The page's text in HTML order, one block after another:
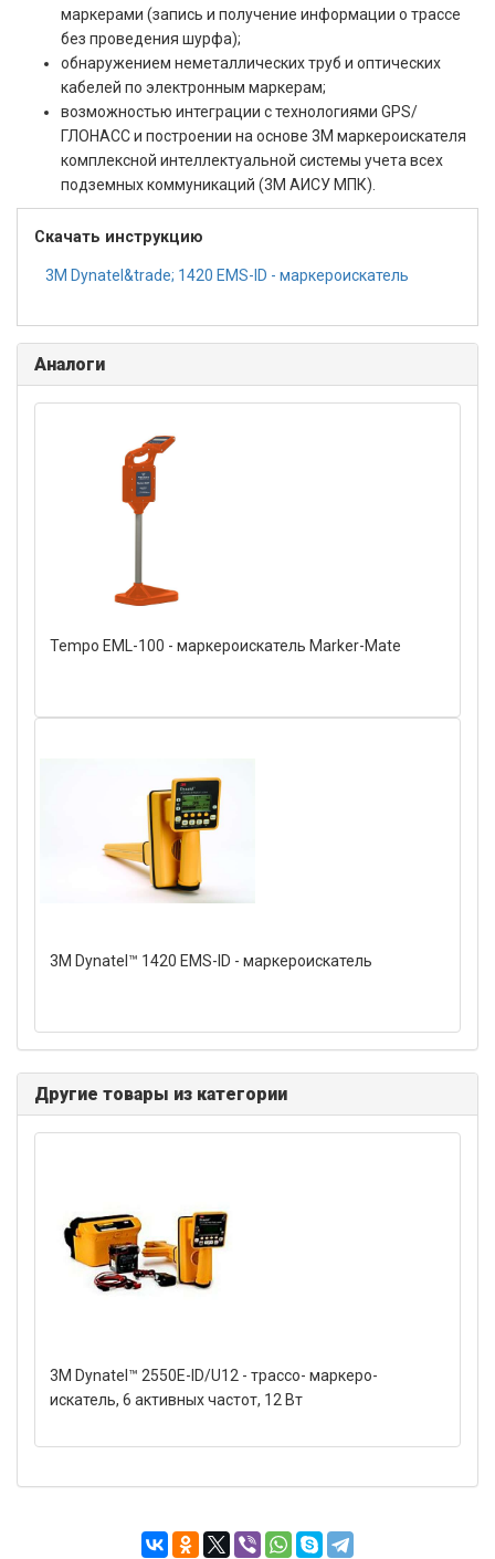
маркерами (запись и получение информации о трассе
без проведения шурфа);
обнаружением неметаллических труб и оптических
кабелей по электронным маркерам;
возможностью интеграции с технологиями GPS/
ГЛОНАСС и построении на основе 3М маркероискателя
комплексной интеллектуальной системы учета всех
подземных коммуникаций (3М АИСУ МПК).
Скачать инструкцию
3M Dynatel&trade; 1420 EMS-ID - маркероискатель
Аналоги
Tempo EML-100 - маркероискатель Marker-Mate
3M Dynatel™ 1420 EMS-ID - маркероискатель
Другие товары из категории
3M Dynatel™ 2550E-ID/U12 - трассо- маркеро-
искатель, 6 активных частот, 12 Вт